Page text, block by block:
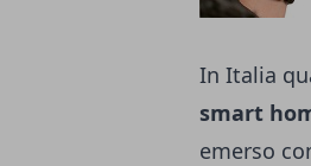
In Italia
smart
emerso